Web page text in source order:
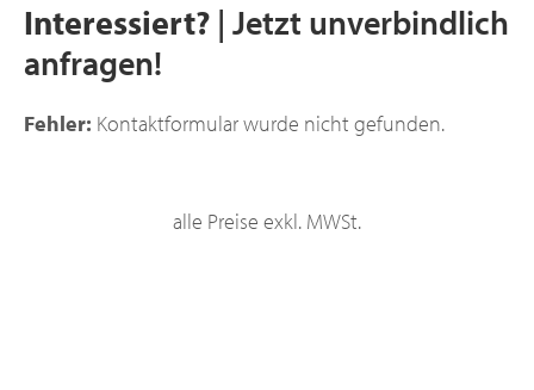
Interessiert? | Jetzt unverbindlich
anfragen!
Fehler: Kontaktformular wurde nicht gefunden.
alle Preise exkl. MWSt.